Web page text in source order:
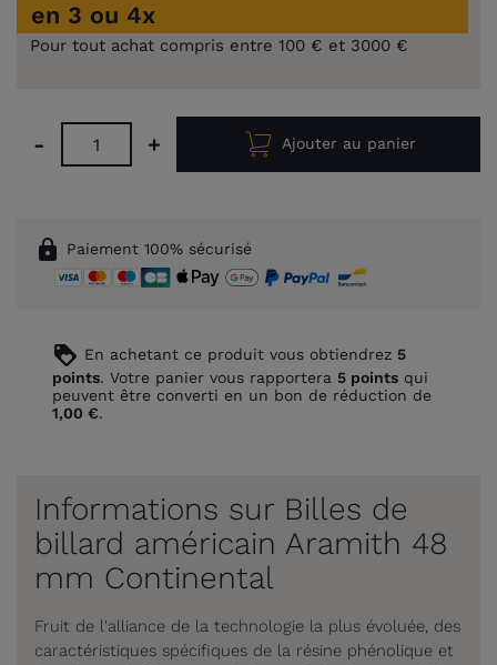
en 3 ou 4x
Pour tout achat compris entre 100 € et 3000 €
- + Ajouter au panier
lock Paiement 100% sécurisé
loyalty En achetant ce produit vous obtiendrez 5
points. Votre panier vous rapportera 5 points qui
peuvent être converti en un bon de réduction de
1,00 €.
Informations sur Billes de
billard américain Aramith 48
mm Continental
Fruit de l'alliance de la technologie la plus évoluée, des
caractéristiques spécifiques de la résine phénolique et